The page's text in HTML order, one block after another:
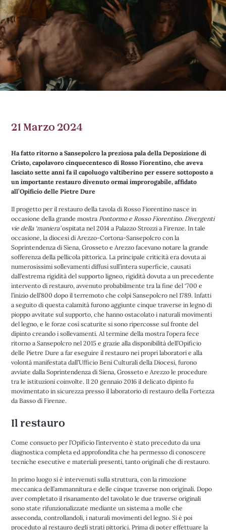
21 Marzo 2024
Ha fatto ritorno a Sansepolcro la preziosa pala della Deposizione di
Cristo, capolavoro cinquecentesco di Rosso Fiorentino, che aveva
lasciato sette anni fa il capoluogo valtiberino per essere sottoposto a
un importante restauro divenuto ormai improrogabile, affidato
all’Opificio delle Pietre Dure
Il progetto per il restauro della tavola di Rosso Fiorentino nasce in
occasione della grande mostra Pontormo e Rosso Fiorentino. Divergenti
vie della ‘maniera’ospitata nel 2014 a Palazzo Strozzi a Firenze. In tale
occasione, la diocesi di Arezzo-Cortona-Sansepolcro con la
Soprintendenza di Siena, Grosseto e Arezzo facevano notare la grande
sofferenza della pellicola pittorica. La principale criticità era dovuta ai
numerosissimi sollevamenti diffusi sull’intera superficie, causati
dall’estrema rigidità del supporto ligneo, rigidità dovuta a un precedente
intervento di restauro, avvenuto probabilmente tra la fine del ‘700 e
l’inizio dell’800 dopo il terremoto che colpì Sansepolcro nel 1789. Infatti
a seguito di questa calamità furono aggiunte cinque traverse in legno di
pioppo avvitate sul supporto, che hanno ostacolato i naturali movimenti
del legno, e le forze così scaturite si sono ripercosse sul fronte del
dipinto creando i sollevamenti. Al termine della mostra l’opera fece
ritorno a Sansepolcro nel 2015 e grazie alla disponibilità dell’Opificio
delle Pietre Dure a far eseguire il restauro nei propri laboratori e alla
volontà manifestata dall’Ufficio Beni Culturali della Diocesi, furono
avviate dalla Soprintendenza di Siena, Grosseto e Arezzo le procedure
tra le istituzioni coinvolte. Il 20 gennaio 2016 il delicato dipinto fu
movimentato in sicurezza presso il laboratorio di restauro della Fortezza
da Basso di Firenze.
Il restauro
Come consueto per l’Opificio l’intervento è stato preceduto da una
diagnostica completa ed approfondita che ha permesso di conoscere
tecniche esecutive e materiali presenti, tanto originali che di restauro.
In primo luogo si è intervenuti sulla struttura, con la rimozione
meccanica dell’ammannitura e delle cinque traverse non originali. Dopo
aver completato il risanamento del tavolato le due traverse originali
sono state rifunzionalizzate mediante un sistema a molle che
asseconda, controllandoli, i naturali movimenti del legno. Si è poi
proceduto al restauro degli strati pittorici. Prima di poter effettuare la